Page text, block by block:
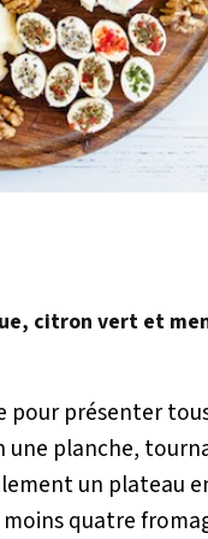
citron vert et
pour présenter
planche,
un plateau
quatre